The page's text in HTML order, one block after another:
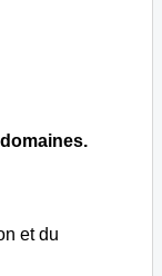
et du